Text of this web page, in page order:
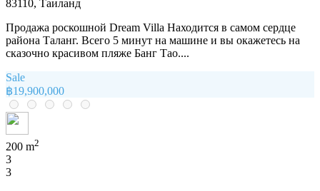
83110, Таиланд
Продажа роскошной Dream Villa Находится в самом сердце
района Таланг. Всего 5 минут на машине и вы окажетесь на
сказочно красивом пляже Банг Тао....
Sale
฿19,900,000
200 m2
3
3